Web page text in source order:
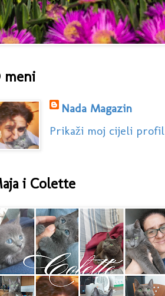
meni
Nada Magazin
Prikaži moj cijeli profil
i Colette